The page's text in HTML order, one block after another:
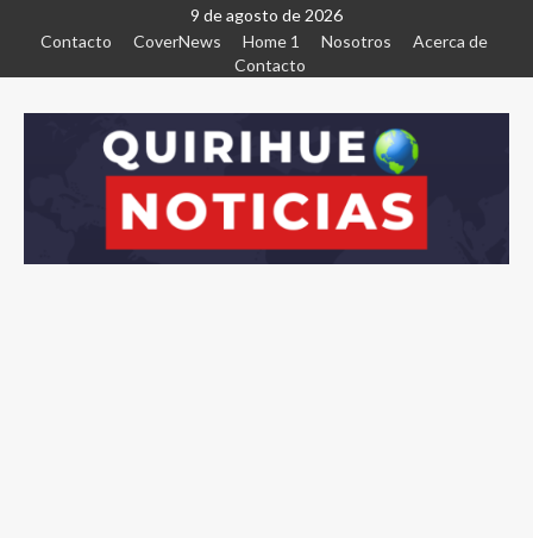
9 de agosto de 2026
Contacto
CoverNews Home 1 Nosotros
Acerca de
Contacto